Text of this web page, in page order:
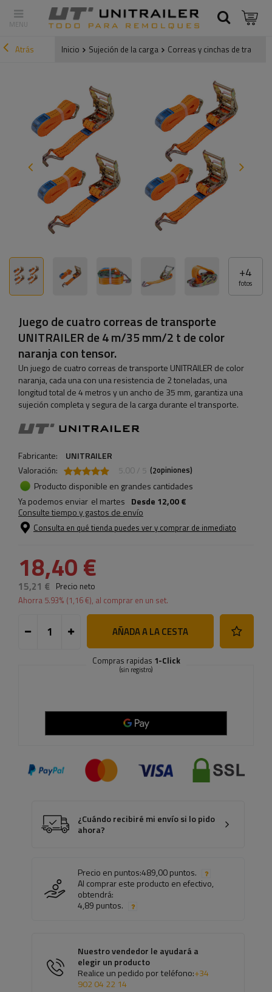
Atrás Inicio Sujeción de la carga Correas y cinchas de
+4
fotos
Juego de cuatro correas de transporte
UNITRAILER de 4 m/35 mm/2 t de color
naranja con tensor.
Un juego de cuatro correas de transporte UNITRAILER de color
naranja, cada una con una resistencia de 2 toneladas, una
longitud total de 4 metros y un ancho de 35 mm, garantiza una
sujeción completa y segura de la carga durante el transporte.
Fabricante:
UNITRAILER
Valoración:
5.00 / 5 (2opiniones)
Producto disponible en grandes cantidades
Ya podemos enviar el martes Desde 12,00 €
Consulte tiempo y gastos de envío
Consulta en qué tienda puedes ver y comprar de inmediato
18,40 €
15,21 € Precio neto
Ahorra 5.93% (1,16 €), al comprar en un set.
AÑADA A LA CESTA
Compras rapidas 1-Click
(sin registro)
¿Cuándo recibiré mi envío si lo pido
ahora?
Precio en puntos:489,00 puntos.
Al comprar este producto en efectivo,
obtendrá:
4,89 puntos.
Nuestro vendedor le ayudará a
elegir un producto
Realice un pedido por teléfono:+34
902 04 22 14